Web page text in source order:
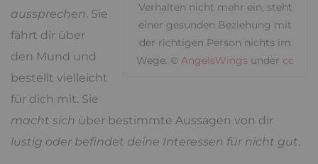
Verhalten nicht mehr ein, steht
einer gesunden Beziehung mit
der richtigen Person nichts im
Wege. © AngelsWings under cc
aussprechen. Sie
fährt dir über
den Mund und
bestellt vielleicht
für dich mit. Sie
macht sich über bestimmte Aussagen von dir
lustig oder befindet deine Interessen für nicht gut.